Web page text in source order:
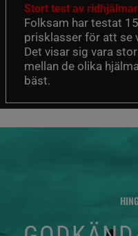
Stort test av ridhjälmar
Folksam har testat
prisklasser för att se
Det visar sig vara
mellan de olika
bäst.